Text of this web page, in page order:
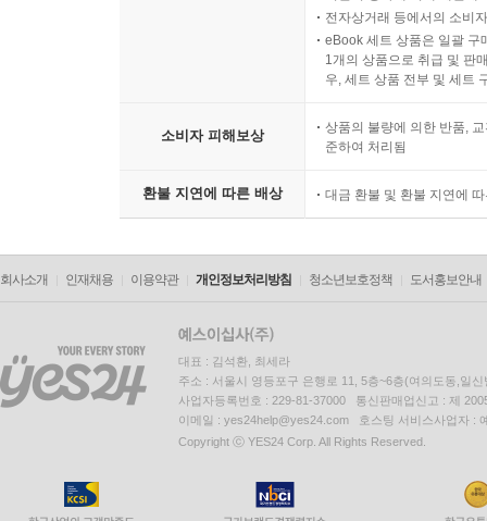
전자상거래 등에서의 소비
eBook 세트 상품은 일괄 구
1개의 상품으로 취급 및 판
우, 세트 상품 전부 및 세트
소비자 피해보상
상품의 불량에 의한 반품,
준하여 처리됨
환불 지연에 따른 배상 대금 환불 및 환불 지연에
회사소개 인재채용 이용약관 개인정보처리방침 청소년보호정책 도서홍보안내
대표 : 김석환, 최세라
주소 : 서울시 영등포구 은행로 11, 5층~6층(여의도동,일신
사업자등록번호 : 229-81-37000 통신판매업신고 : 제
이메일 : yes24help@yes24.com 호스팅 서비스사업자 :
Copyright ⓒ YES24 Corp. All Rights Reserved.